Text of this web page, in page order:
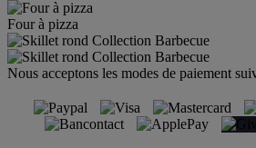
Four à pizza
Nous acceptons les modes de paiement